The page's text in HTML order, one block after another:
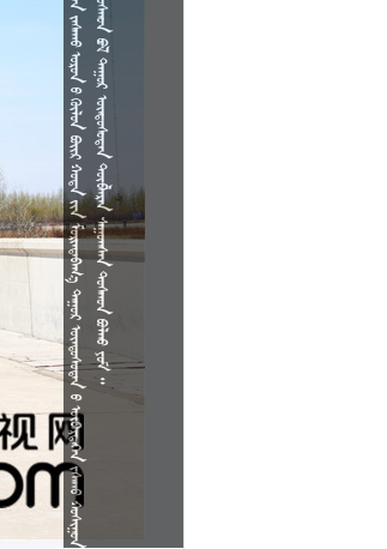







































































































































































